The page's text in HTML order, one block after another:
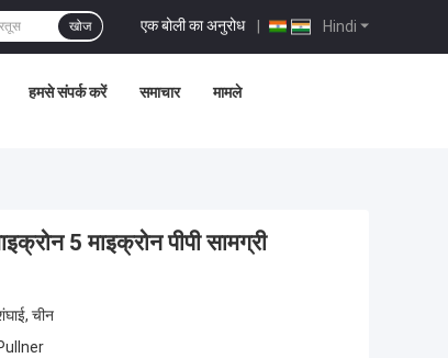
Hindi
एक बोली का अनुरोध |
खोज
हमसे संपर्क करें समाचार मामले
5 माइक्रोन पीपी सामग्री
चीन